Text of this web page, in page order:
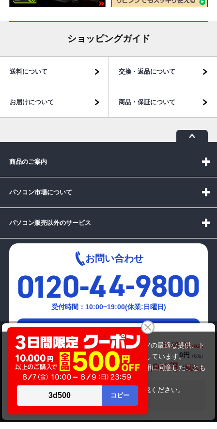
商品価格(税込) 32,800円
オプション小計価格(税込)
0円
商品合計価格(税込)
32,800円
在庫がありません
ショッピングガイド
送料について 交換・返品について
お届けについて 商品・保証について
商品のご案内
パソコン市場について
パソコン販売以外のサービス
お問い合わせ
受付時間：10:00~19:00(休業:日曜日)
メールでの
お問い合わせはこちら
当サイトでは利用体験の向上およびコンテンツの最適な提供、ト
ラフィックの分析を目的としてCookieを使用しています。
サイトの閲覧を継続された場合、Cookieの利用に同意したことも
のといたします。
をご確認ください。
承諾する